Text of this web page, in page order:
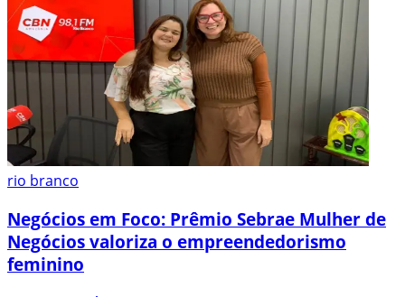
rio branco
Negócios em Foco: Prêmio Sebrae Mulher de
Negócios valoriza o empreendedorismo
feminino